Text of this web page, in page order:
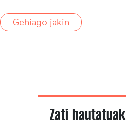
Gehiago jakin
Zati hautatuak